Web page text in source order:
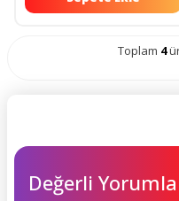
Toplam 4
Değerli